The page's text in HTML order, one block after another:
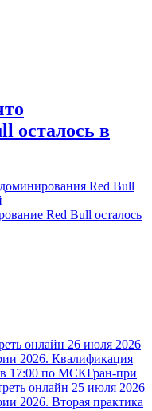
осталось в
Red Bull
онлайн 26 июля 2026
2026. Квалификация
в 17:00 по МСКГран-при
онлайн 25 июля 2026
2026. Вторая практика